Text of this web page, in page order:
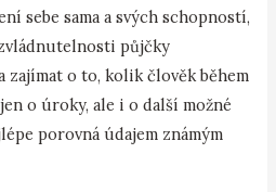
sebe sama a svých schopností,
půjčky
zajímat o to, kolik člověk během
o úroky, ale i o další možné
porovná údajem známým